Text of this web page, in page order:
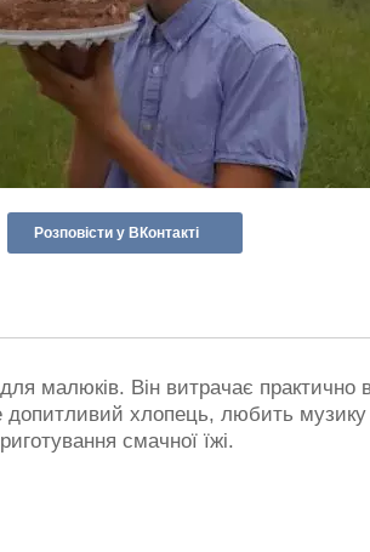
Розповісти у ВКонтакті
малюків. Він витрачає практично
допитливий хлопець, любить
смачної їжі.